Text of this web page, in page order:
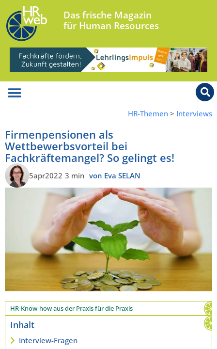
Das frische Magazin
für Human Resources
HR-Themen > Interviews
Firmenpensionen als
Wettbewerbsvorteil bei
Fachkräftemangel? So gelingt es!
5apr2022 3 min von Eva SELAN
HR-Know-how aus der Praxis für die Praxis
Inhalt
Interview-Fragen